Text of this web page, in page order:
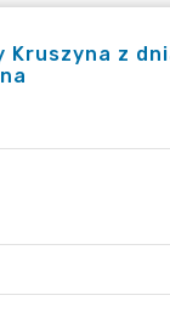
Kruszyna z